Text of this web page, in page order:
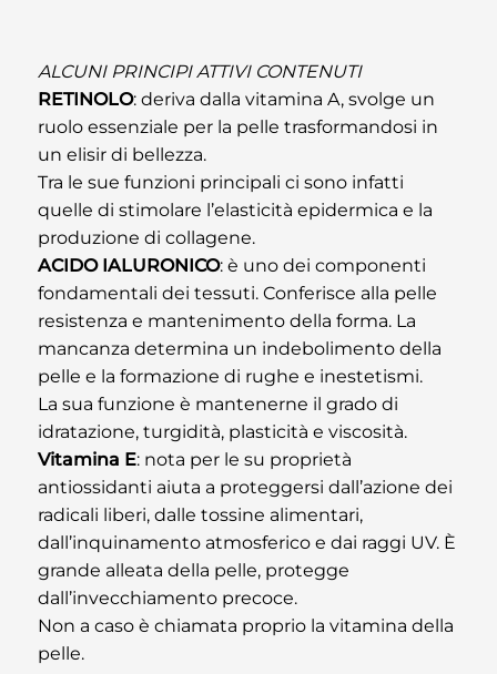
ALCUNI PRINCIPI ATTIVI CONTENUTI
RETINOLO: deriva dalla vitamina A, svolge un
ruolo essenziale per la pelle trasformandosi in
un elisir di bellezza.
Tra le sue funzioni principali ci sono infatti
quelle di stimolare l’elasticità epidermica e la
produzione di collagene.
ACIDO IALURONICO: è uno dei componenti
fondamentali dei tessuti. Conferisce alla pelle
resistenza e mantenimento della forma. La
mancanza determina un indebolimento della
pelle e la formazione di rughe e inestetismi.
La sua funzione è mantenerne il grado di
idratazione, turgidità, plasticità e viscosità.
Vitamina E: nota per le su proprietà
antiossidanti aiuta a proteggersi dall’azione dei
radicali liberi, dalle tossine alimentari,
dall’inquinamento atmosferico e dai raggi UV. È
grande alleata della pelle, protegge
dall’invecchiamento precoce.
Non a caso è chiamata proprio la vitamina della
pelle.